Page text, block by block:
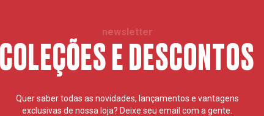
newsletter
COLEÇÕES E DESCONTOS
Quer saber todas as novidades, lançamentos e vantagens
exclusivas de nossa loja? Deixe seu email com a gente.